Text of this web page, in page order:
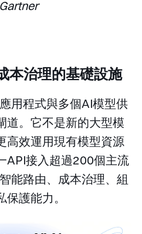
本治理的基礎設施
用程式與多個AI模型供
道。它不是新的大型模
高效運用現有模型資源
API接入超過200個主流
能路由、成本治理、組
護能力。